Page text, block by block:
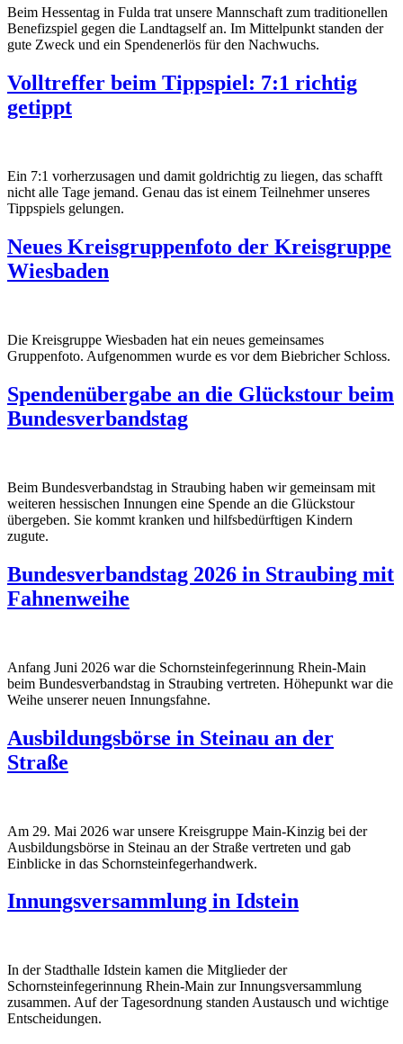
Beim Hessentag in Fulda trat unsere Mannschaft zum traditionellen
Benefizspiel gegen die Landtagself an. Im Mittelpunkt standen der
gute Zweck und ein Spendenerlös für den Nachwuchs.
Volltreffer beim Tippspiel: 7:1 richtig
getippt
Ein 7:1 vorherzusagen und damit goldrichtig zu liegen, das schafft
nicht alle Tage jemand. Genau das ist einem Teilnehmer unseres
Tippspiels gelungen.
Neues Kreisgruppenfoto der Kreisgruppe
Wiesbaden
Die Kreisgruppe Wiesbaden hat ein neues gemeinsames
Gruppenfoto. Aufgenommen wurde es vor dem Biebricher Schloss.
Spendenübergabe an die Glückstour beim
Bundesverbandstag
Beim Bundesverbandstag in Straubing haben wir gemeinsam mit
weiteren hessischen Innungen eine Spende an die Glückstour
übergeben. Sie kommt kranken und hilfsbedürftigen Kindern
zugute.
Bundesverbandstag 2026 in Straubing mit
Fahnenweihe
Anfang Juni 2026 war die Schornsteinfegerinnung Rhein-Main
beim Bundesverbandstag in Straubing vertreten. Höhepunkt war die
Weihe unserer neuen Innungsfahne.
Ausbildungsbörse in Steinau an der
Straße
Am 29. Mai 2026 war unsere Kreisgruppe Main-Kinzig bei der
Ausbildungsbörse in Steinau an der Straße vertreten und gab
Einblicke in das Schornsteinfegerhandwerk.
Innungsversammlung in Idstein
In der Stadthalle Idstein kamen die Mitglieder der
Schornsteinfegerinnung Rhein-Main zur Innungsversammlung
zusammen. Auf der Tagesordnung standen Austausch und wichtige
Entscheidungen.